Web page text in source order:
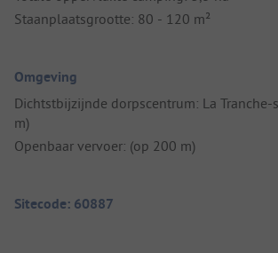
Staanplaatsgrootte: 80 - 120 m²
Omgeving
Dichtstbijzijnde dorpscentrum: La
m)
Openbaar vervoer: (op 200 m)
Sitecode: 60887